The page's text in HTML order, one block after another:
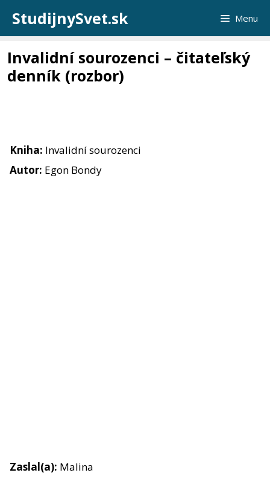
obsah
StudijnySvet.sk Menu
Invalidní sourozenci – čitateľský
denník (rozbor)
Kniha: Invalidní sourozenci
Autor: Egon Bondy
Zaslal(a): Malina